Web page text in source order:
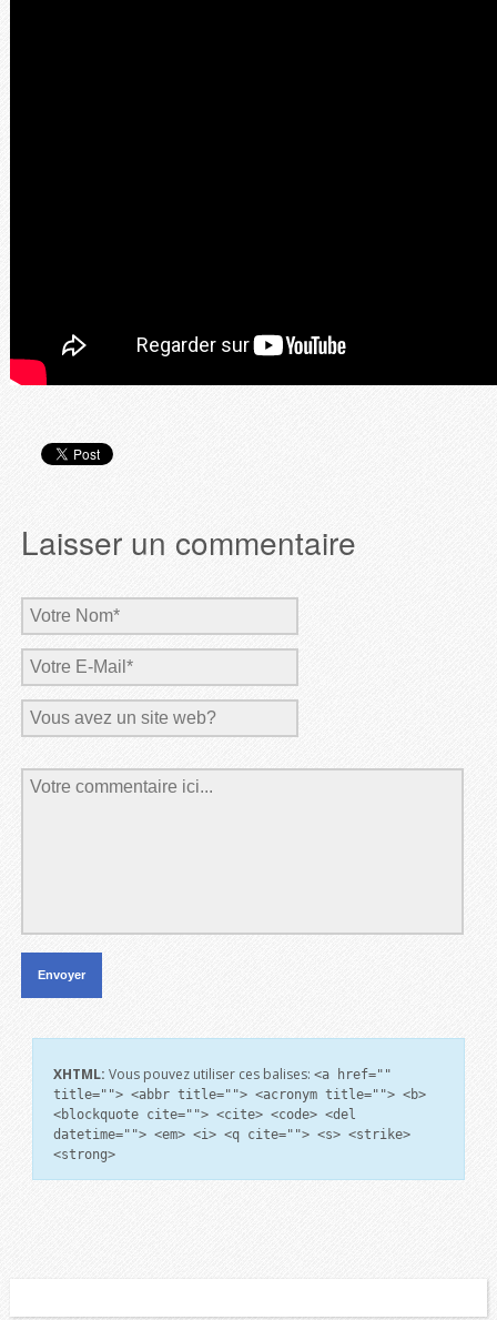
Laisser un commentaire
XHTML: Vous pouvez utiliser ces balises: <a href=""
title=""> <abbr title=""> <acronym title=""> <b>
<blockquote cite=""> <cite> <code> <del
datetime=""> <em> <i> <q cite=""> <s> <strike>
<strong>